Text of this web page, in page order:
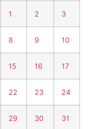
1 2 3
8 9 10
15 16 17
22 23 24
29 30 31